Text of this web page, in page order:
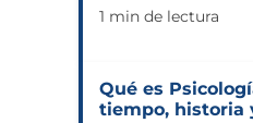
1 min de lectura
Qué es
tiempo, historia